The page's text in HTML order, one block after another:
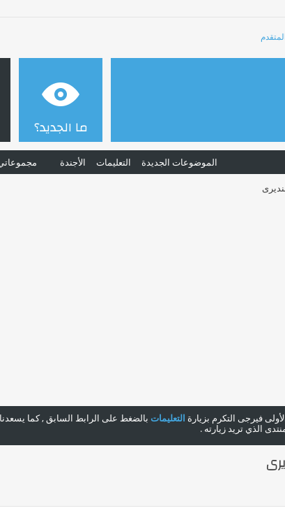
ما الجديد؟
الموضوعات الجديدة التعليمات الأجندة
فيرجى التكرم بزيارة التعليمات بالضغط على الرابط السابق , كما
الذي تريد زيارته .